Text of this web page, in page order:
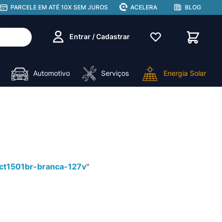
PARCELE EM ATÉ 10X SEM JUROS ACELERA BLOG
Entrar / Cadastrar
Automotivo Serviços Energia Solar
branca-127v"